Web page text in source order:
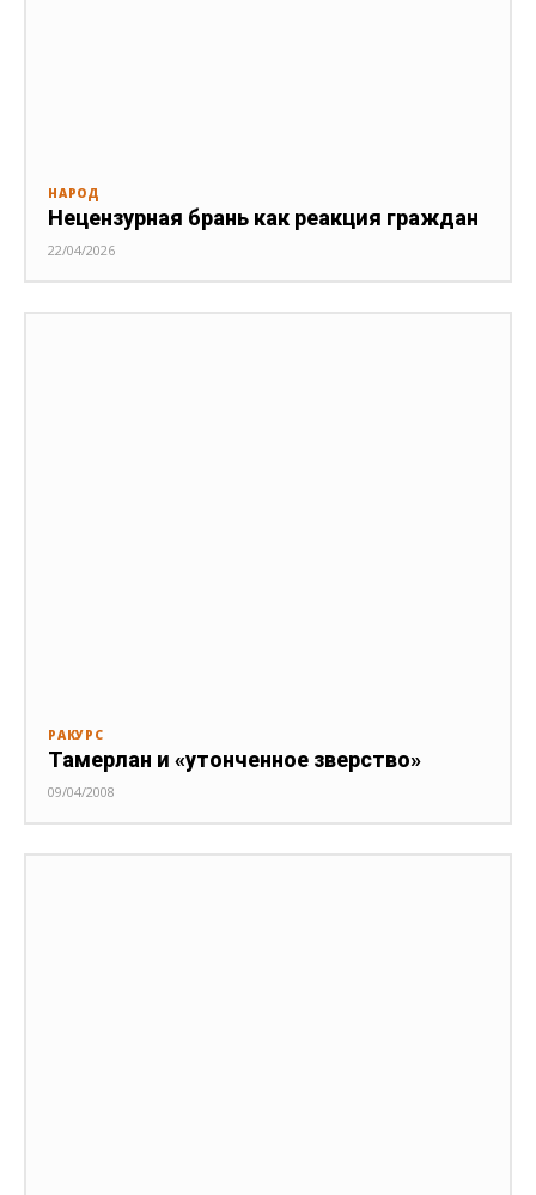
НАРОД
Нецензурная брань как реакция граждан
22/04/2026
РАКУРС
Тамерлан и «утонченное зверство»
09/04/2008